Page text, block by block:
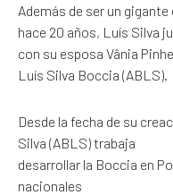
Además de ser un
hace 20 años, Luís Silva
con su esposa Vânia
Luís Silva Boccia (ABLS).
Desde la fecha de su
Silva (ABLS) trabaja
desarrollar la Boccia en
nacionales